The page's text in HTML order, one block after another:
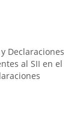
Declaraciones
al SII en el